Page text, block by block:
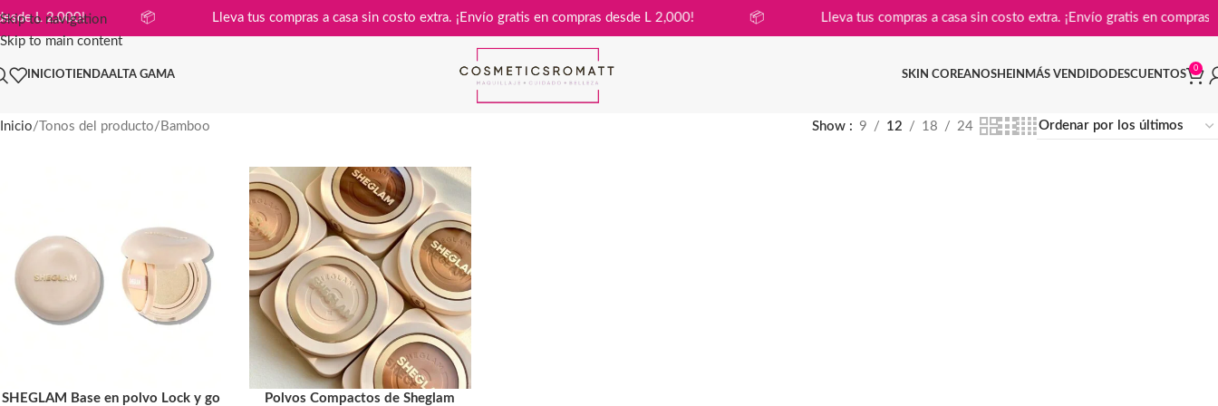
Skip to navigation
Skip to main content
desde L 2,000! Lleva tus compras a casa sin costo extra. ¡Envío gratis en compras desde L 2,000! Lleva tus compras a casa sin costo extra. ¡Envío gratis en
INICIOTIENDAALTA GAMA SKIN COREANOSHEIN MÁS VENDIDO DESCUENTOS
0
Inicio Tonos del producto Bamboo Show 9 12 18 24
SHEGLAM Base en polvo Lock y go
Polvos Compactos de Sheglam